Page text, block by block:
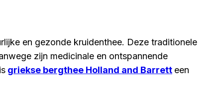
en gezonde kruidenthee. Deze traditionele
zijn medicinale en ontspannende
griekse bergthee Holland and Barrett een